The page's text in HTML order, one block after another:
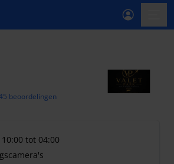
beoordelingen
tot 04:00